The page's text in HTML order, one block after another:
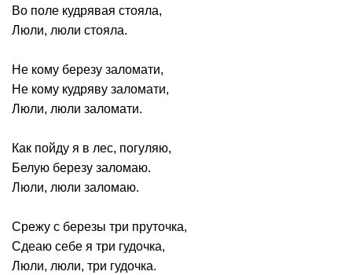
Во поле кудрявая стояла,
Люли, люли стояла.
Не кому березу заломати,
Не кому кудряву заломати,
Люли, люли заломати.
Как пойду я в лес, погуляю,
Белую березу заломаю.
Люли, люли заломаю.
Срежу с березы три пруточка,
Сдеаю себе я три гудочка,
Люли, люли, три гудочка.